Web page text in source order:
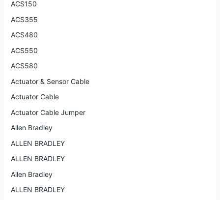
ACS150
ACS355
ACS480
ACS550
ACS580
Actuator & Sensor Cable
Actuator Cable
Actuator Cable Jumper
Allen Bradley
ALLEN BRADLEY
ALLEN BRADLEY
Allen Bradley
ALLEN BRADLEY